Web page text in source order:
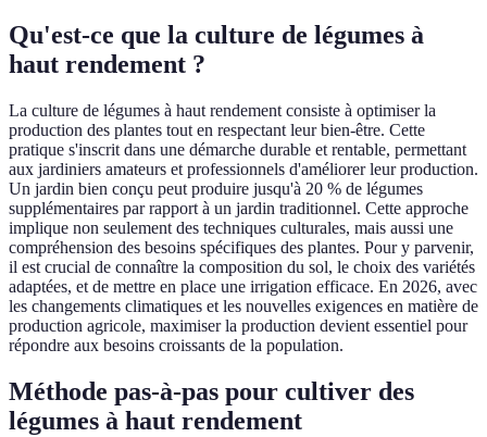
Qu'est-ce que la culture de légumes à
haut rendement ?
La culture de légumes à haut rendement consiste à optimiser la
production des plantes tout en respectant leur bien-être. Cette
pratique s'inscrit dans une démarche durable et rentable, permettant
aux jardiniers amateurs et professionnels d'améliorer leur production.
Un jardin bien conçu peut produire jusqu'à 20 % de légumes
supplémentaires par rapport à un jardin traditionnel. Cette approche
implique non seulement des techniques culturales, mais aussi une
compréhension des besoins spécifiques des plantes. Pour y parvenir,
il est crucial de connaître la composition du sol, le choix des variétés
adaptées, et de mettre en place une irrigation efficace. En 2026, avec
les changements climatiques et les nouvelles exigences en matière de
production agricole, maximiser la production devient essentiel pour
répondre aux besoins croissants de la population.
Méthode pas-à-pas pour cultiver des
légumes à haut rendement